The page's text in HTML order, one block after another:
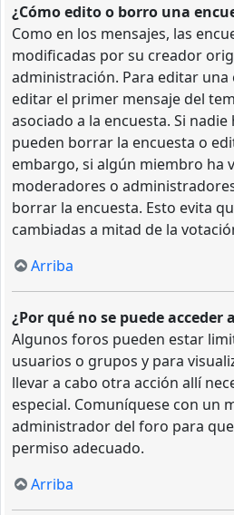
¿Cómo edito o borro una
Como en los mensajes, las
modificadas por su creador
administración. Para editar una
editar el primer mensaje del
asociado a la encuesta. Si
pueden borrar la encuesta o
embargo, si algún miembro ha
moderadores o
borrar la encuesta. Esto evita
cambiadas a mitad de la
Arriba
¿Por qué no se puede acceder
Algunos foros pueden estar
usuarios o grupos y para
llevar a cabo otra acción allí
especial. Comuníquese con un
administrador del foro para que
permiso adecuado.
Arriba